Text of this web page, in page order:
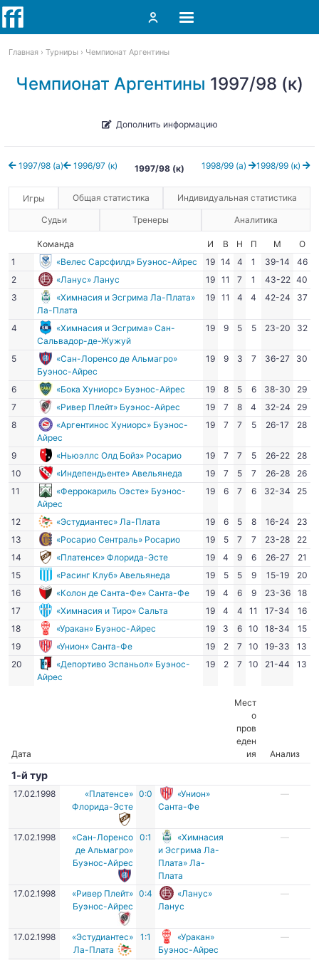
Главная Турниры Чемпионат Аргентины
Чемпионат Аргентины 1997/98 (к)
Дополнить информацию
1997/98 (а) 1996/97 (к) 1998/99 (а) 1998/99 (к)
1997/98 (к)
Игры Общая статистика Индивидуальная статистика
Судьи Тренеры Аналитика
Команда И В Н П М
О
1
«Велес Сарсфилд» Буэнос-Айрес 19 14 4 1 39-14
46
2
«Ланус» Ланус 19 11 7 1 43-22 40
3
«Химнасия и Эсгрима Ла-Плата»
Ла-Плата
19 11 4 4 42-24 37
4
«Химнасия и Эсгрима» Сан-
Сальвадор-де-Жужуй
19 9 5 5 23-20 32
5
«Сан-Лоренсо де Альмагро»
Буэнос-Айрес
19 9 3 7 36-27 30
6 «Бока Хуниорс» Буэнос-Айрес 19 8 5 6 38-30
29
7
«Ривер Плейт» Буэнос-Айрес 19 7 8 4 32-24
29
8
«Аргентинос Хуниорс» Буэнос-
Айрес
19 7 7 5 26-17 28
9 «Ньюэллс Олд Бойз» Росарио 19 7 7 5 26-22
28
10
«Индепендьенте» Авельянеда 19 7 5 7 26-28
26
11
«Феррокариль Оэсте» Буэнос-
Айрес
19 6 7 6 32-34 25
12 «Эстудиантес» Ла-Плата 19 6 5 8 16-24
23
13
«Росарио Сентраль» Росарио 19 5 7 7 23-28
22
14
«Платенсе» Флорида-Эсте 19 4 9 6 26-27
21
15
«Расинг Клуб» Авельянеда 19 5 5 9 15-19
20
16
«Колон де Санта-Фе» Санта-Фе 19 4 6 9 23-36
18
17
«Химнасия и Тиро» Сальта 19 4 4 11 17-34
16
18
«Уракан» Буэнос-Айрес 19 3 6 10 18-34
15
19
«Унион» Санта-Фе 19 2 7 10 19-33
13
20
«Депортиво Эспаньол» Буэнос-
Айрес
19 2 7 10 21-44 13
Дата
Мест
о
пров
еден
ия
Анализ
1-й тур
17.02.1998
«Платенсе»
Флорида-Эсте
0:0
«Унион»
Санта-Фе
—
17.02.1998
«Сан-Лоренсо
де Альмагро»
Буэнос-Айрес
0:1
«Химнасия
и Эсгрима Ла-
Плата» Ла-
Плата
—
17.02.1998
«Ривер Плейт»
Буэнос-Айрес
0:4
«Ланус»
Ланус
—
17.02.1998
«Эстудиантес»
Ла-Плата
1:1
«Уракан»
Буэнос-Айрес
—